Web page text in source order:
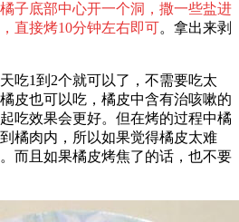
子底部中心开一个洞，撒一些盐进
直接烤10分钟左右即可。拿出来剥
吃1到2个就可以了，不需要吃太
皮也可以吃，橘皮中含有治咳嗽的
吃效果会更好。但在烤的过程中橘
橘肉内，所以如果觉得橘皮太难
而且如果橘皮烤焦了的话，也不要